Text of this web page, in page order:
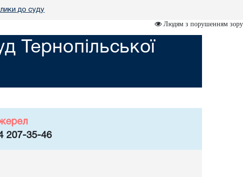
до суду
Людям з порушенням зору
Тернопільської
207-35-46